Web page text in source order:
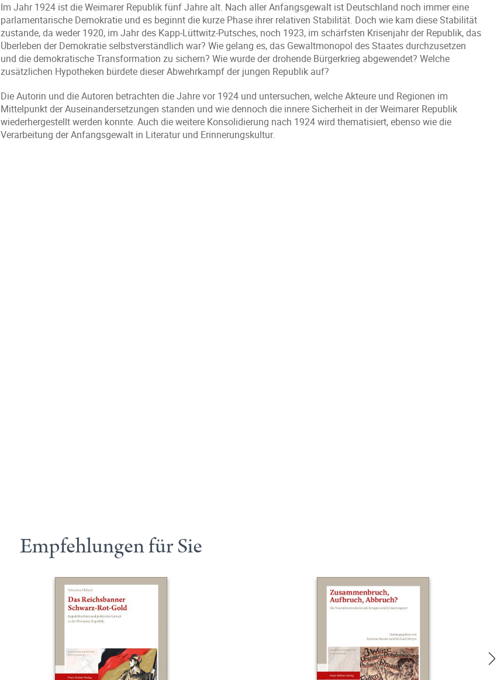
Im Jahr 1924 ist die Weimarer Republik fünf Jahre alt. Nach aller Anfangsgewalt ist Deutschland noch immer eine
parlamentarische Demokratie und es beginnt die kurze Phase ihrer relativen Stabilität. Doch wie kam diese Stabilität
zustande, da weder 1920, im Jahr des Kapp-Lüttwitz-Putsches, noch 1923, im schärfsten Krisenjahr der Republik, das
Überleben der Demokratie selbstverständlich war? Wie gelang es, das Gewaltmonopol des Staates durchzusetzen
und die demokratische Transformation zu sichern? Wie wurde der drohende Bürgerkrieg abgewendet? Welche
zusätzlichen Hypotheken bürdete dieser Abwehrkampf der jungen Republik auf?
Die Autorin und die Autoren betrachten die Jahre vor 1924 und untersuchen, welche Akteure und Regionen im
Mittelpunkt der Auseinandersetzungen standen und wie dennoch die innere Sicherheit in der Weimarer Republik
wiederhergestellt werden konnte. Auch die weitere Konsolidierung nach 1924 wird thematisiert, ebenso wie die
Verarbeitung der Anfangsgewalt in Literatur und Erinnerungskultur.
Empfehlungen für Sie